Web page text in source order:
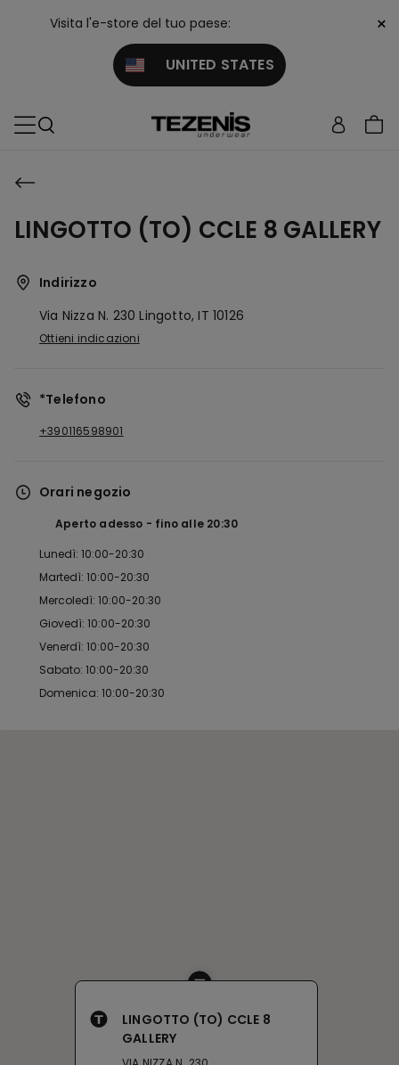
Visita l'e-store del tuo paese:
UNITED STATES
×
LINGOTTO (TO) CCLE 8 GALLERY
Indirizzo
Via Nizza N. 230Lingotto, IT10126
Ottieni indicazioni
*Telefono
+390116598901
Orari negozio
Aperto adesso fino alle 20:30
Lunedì: 10:00-20:30
Martedì: 10:00-20:30
Mercoledì: 10:00-20:30
Giovedì: 10:00-20:30
Venerdì: 10:00-20:30
Sabato: 10:00-20:30
Domenica: 10:00-20:30
LINGOTTO (TO) CCLE 8
GALLERY